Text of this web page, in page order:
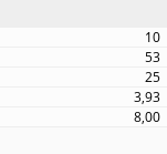
10
53
25
3,93
8,00